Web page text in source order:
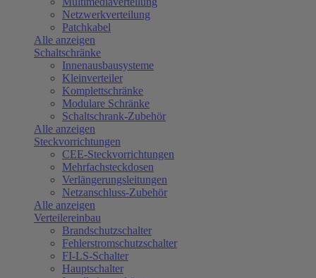
Netzwerkverteilung
Patchkabel
Alle anzeigen
Schaltschränke
Innenausbausysteme
Kleinverteiler
Komplettschränke
Modulare Schränke
Schaltschrank-Zubehör
Alle anzeigen
Steckvorrichtungen
CEE-Steckvorrichtungen
Mehrfachsteckdosen
Verlängerungsleitungen
Netzanschluss-Zubehör
Alle anzeigen
Verteilereinbau
Brandschutzschalter
Fehlerstromschutzschalter
FI-LS-Schalter
Hauptschalter